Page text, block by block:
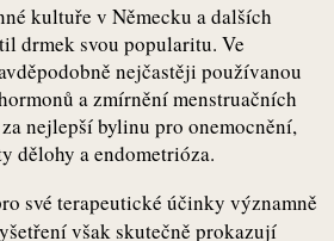
kultuře v Německu a dalších
drmek svou popularitu. Ve
nejčastěji používanou
a zmírnění menstruačních
nejlepší bylinu pro onemocnění,
dělohy a endometrióza.
své terapeutické účinky významně
však skutečně prokazují